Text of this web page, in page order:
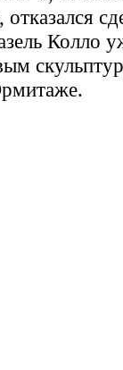
Колло